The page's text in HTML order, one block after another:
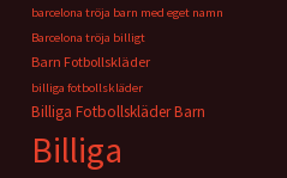
barcelona tröja barn med eget namn
Barcelona tröja billigt
Barn Fotbollskläder
billiga fotbollskläder
Billiga Fotbollskläder Barn
Billiga